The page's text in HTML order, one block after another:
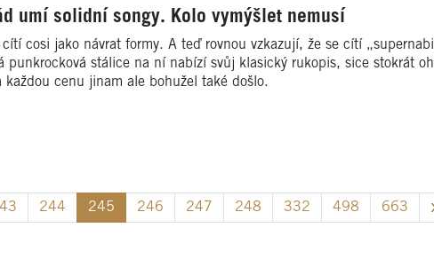
umí solidní songy. Kolo vymýšlet nemusí
cosi jako návrat formy. A teď rovnou vzkazují, že se cítí
punkrocková stálice na ní nabízí svůj klasický rukopis, sice stokrát
cenu jinam ale bohužel také došlo.
244 245 246 247 248 332 498 663